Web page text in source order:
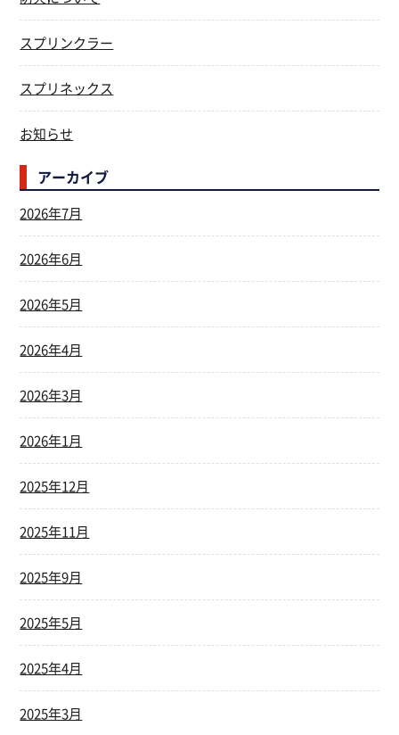
スプリンクラー
スプリネックス
お知らせ
アーカイブ
2026年7月
2026年6月
2026年5月
2026年4月
2026年3月
2026年1月
2025年12月
2025年11月
2025年9月
2025年5月
2025年4月
2025年3月